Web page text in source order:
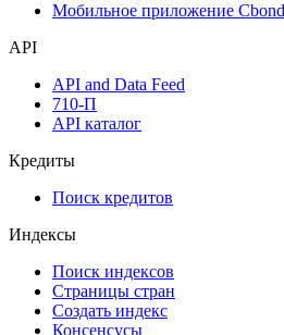
Мобильное приложение Cbonds
API
API and Data Feed
API каталог
Кредиты
Поиск кредитов
Индексы